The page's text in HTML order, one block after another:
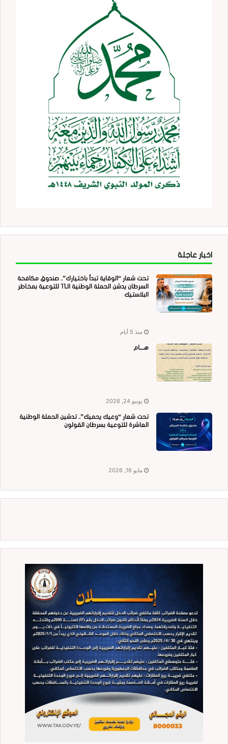
اخبار عاجلة
تحت شعار “الوقاية تبدأ باختيارك”.. صندوق مكافحة
السرطان يدشن الحملة الوطنية الـ11 للتوعية بمخاطر
البلاستيك
منذ 5 أيام
هــــام
يونيو 24, 2026
تحت شعار “وعيك يحميك”.. تدشين الحملة الوطنية
العاشرة للتوعية بسرطان القولون
مايو 16, 2026